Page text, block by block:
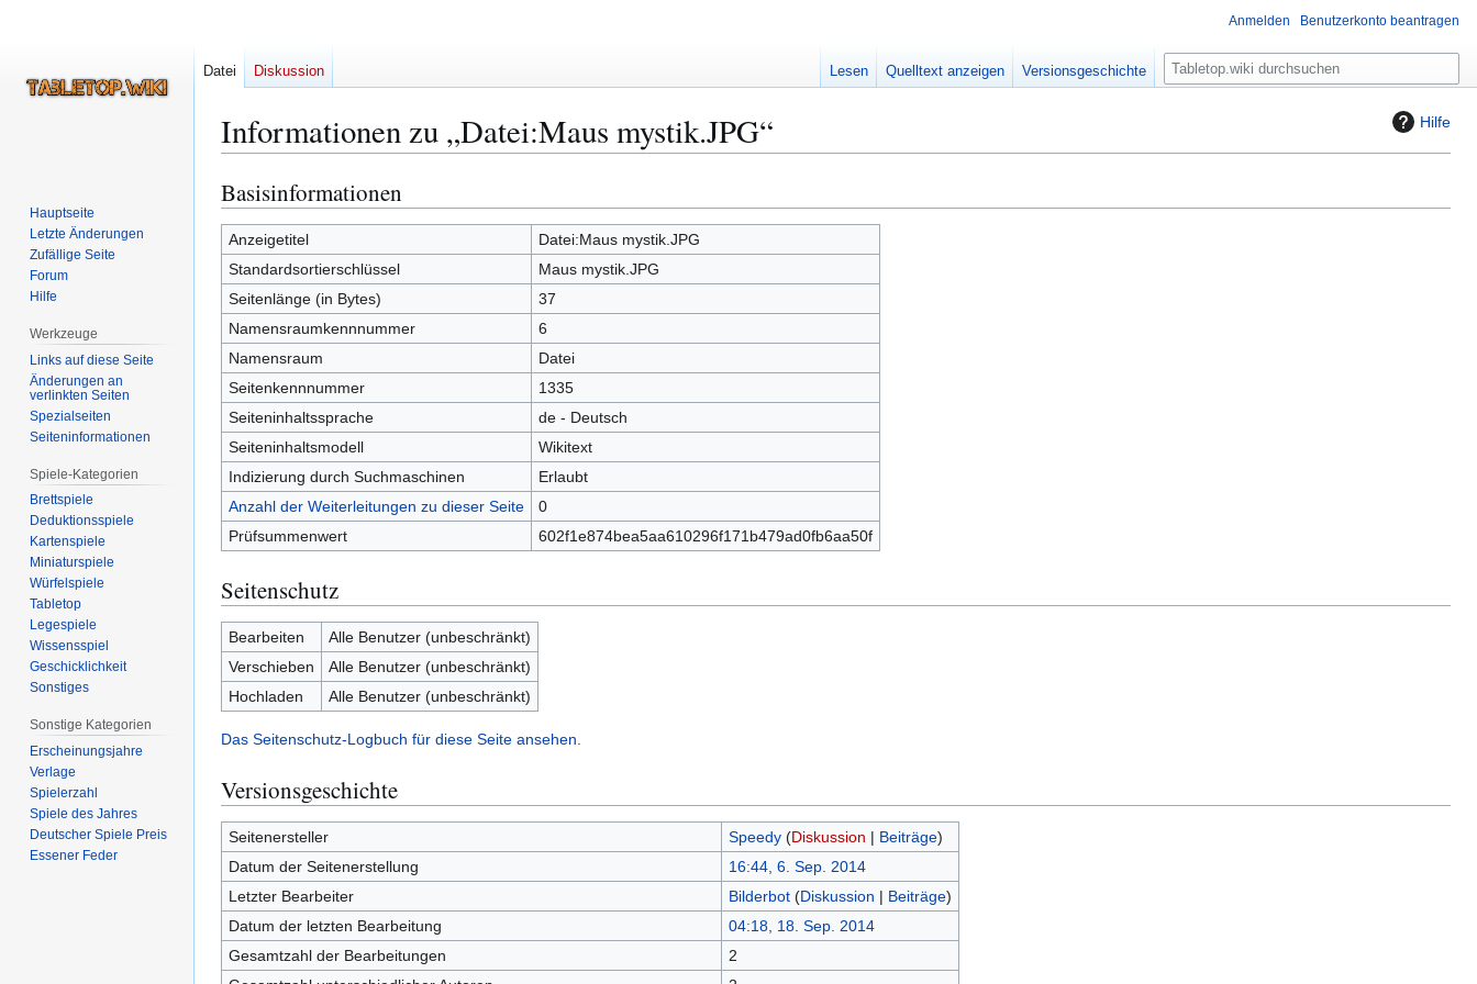
Hilfe
Informationen zu „Datei:Maus mystik.JPG“
Zur
Navigation
springen
Zur
Suche
springen
Basisinformationen
Anzeigetitel
Datei:Maus mystik.JPG
Standardsortierschlüssel
Maus mystik.JPG
Seitenlänge (in Bytes)
37
Namensraumkennnummer
6
Namensraum
Datei
Seitenkennnummer
1335
Seiteninhaltssprache
de - Deutsch
Seiteninhaltsmodell
Wikitext
Indizierung durch Suchmaschinen
Erlaubt
Anzahl der Weiterleitungen zu dieser Seite
0
Prüfsummenwert
602f1e874bea5aa610296f171b479ad0fb6aa50f
Seitenschutz
Bearbeiten
Alle Benutzer (unbeschränkt)
Verschieben
Alle Benutzer (unbeschränkt)
Hochladen
Alle Benutzer (unbeschränkt)
Das Seitenschutz-Logbuch für diese Seite ansehen.
Versionsgeschichte
Seitenersteller Speedy (Diskussion | Beiträge)
Datum der Seitenerstellung
16:44, 6. Sep. 2014
Letzter Bearbeiter
Bilderbot (Diskussion | Beiträge)
Datum der letzten Bearbeitung
04:18, 18. Sep. 2014
Gesamtzahl der Bearbeitungen
2
Anmelden Benutzerkonto beantragen
Datei Diskussion Lesen Quelltext anzeigen Versionsgeschichte
S
u
e
Hauptseite
Letzte Änderungen
Zufällige Seite
Forum
Hilfe
Werkzeuge
Links auf diese Seite
Änderungen an
verlinkten Seiten
Spezialseiten
Seiten­­informationen
Spiele-Kategorien
Brettspiele
Deduktionsspiele
Kartenspiele
Miniaturspiele
Würfelspiele
Tabletop
Legespiele
Wissensspiel
Geschicklichkeit
Sonstiges
Sonstige Kategorien
Erscheinungsjahre
Verlage
Spielerzahl
Spiele des Jahres
Deutscher Spiele Preis
Essener Feder